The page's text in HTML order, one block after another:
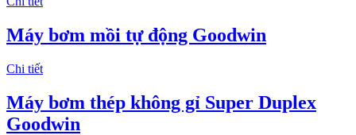
Máy bơm mồi tự động Goodwin
Chi tiết
Máy bơm thép không gỉ Super Duplex
Goodwin